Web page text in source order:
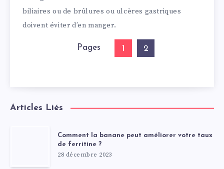
biliaires ou de brûlures ou ulcères gastriques
doivent éviter d’en manger.
Pages 1 2
Articles Liés
Comment la banane peut améliorer votre taux
de ferritine ?
28 décembre 2023